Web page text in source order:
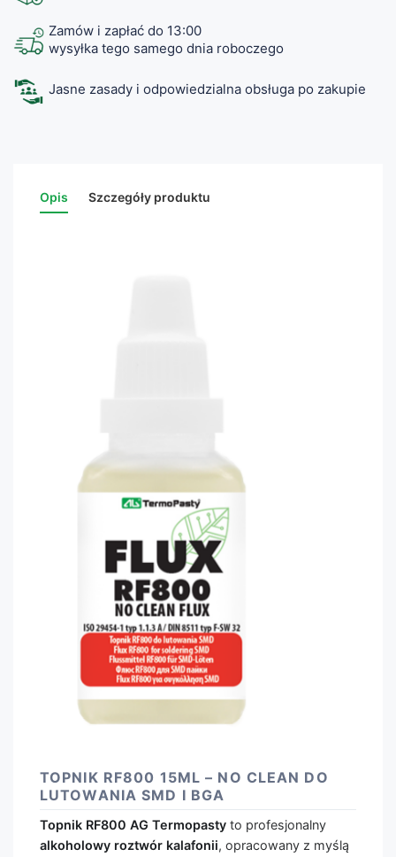
Zamów i zapłać do 13:00
wysyłka tego samego dnia roboczego
Jasne zasady i odpowiedzialna obsługa po zakupie
Opis Szczegóły produktu
TOPNIK RF800 15ML – NO CLEAN DO
LUTOWANIA SMD I BGA
Topnik RF800 AG Termopasty to profesjonalny
alkoholowy roztwór kalafonii, opracowany z myślą